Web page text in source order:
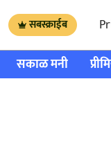
सबस्क्राईब
सकाळ मनी